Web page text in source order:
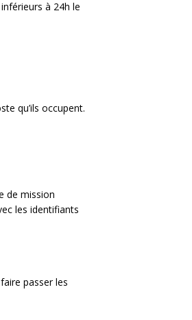
à 24h le
qu’ils occupent.
de mission
les identifiants
passer les